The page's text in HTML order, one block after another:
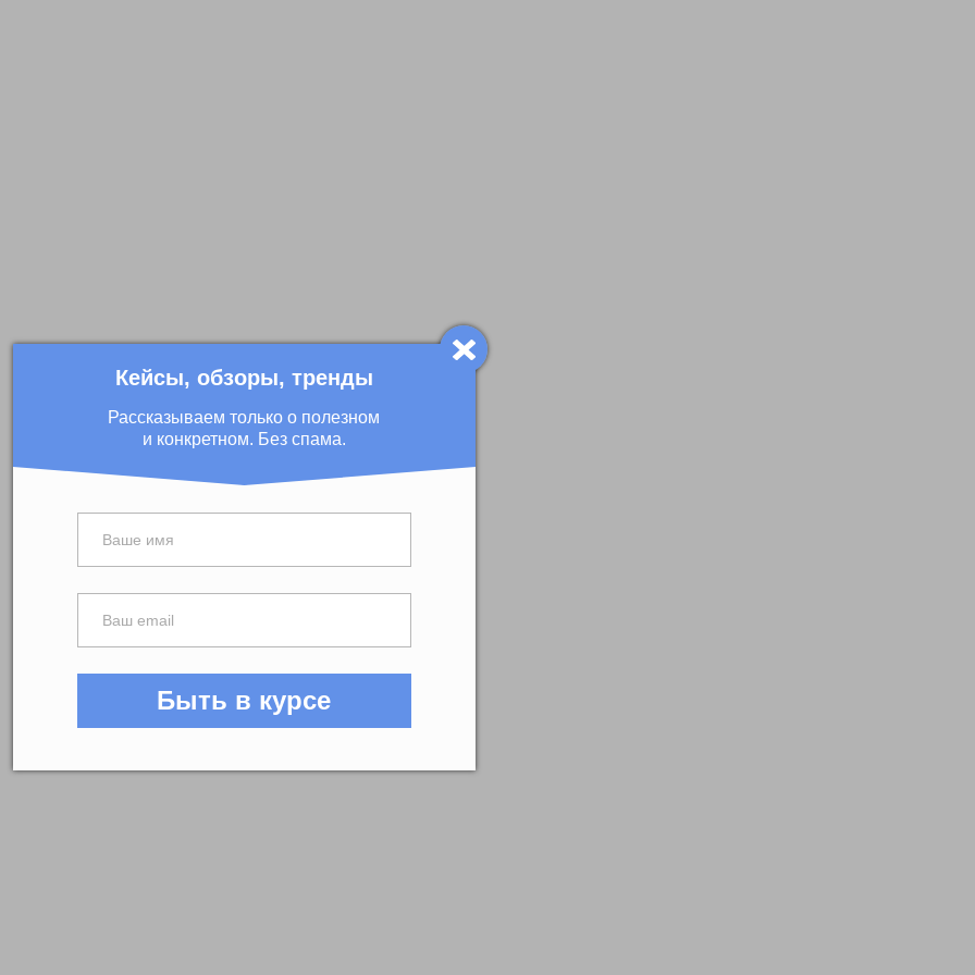
Кейсы, обзоры, тренды
Рассказываем только о полезном
и конкретном. Без спама.
Быть в курсе